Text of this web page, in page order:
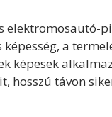
elektromosautó-
a
képesek
hosszú távon